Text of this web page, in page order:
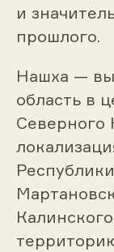
и
прошлого.
Нашха —
областьв
Северного
Республики
Калинского